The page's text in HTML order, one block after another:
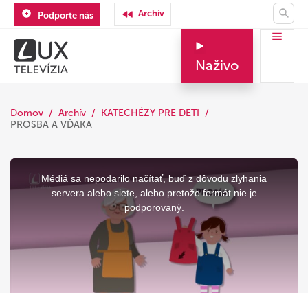
Podporte nás Archív
Naživo
Domov Archív
KATECHÉZY PRE DETI
PROSBA A VĎAKA
This
window.
Médiá sa nepodarilo načítať, buď z dôvodu zlyhania
servera alebo siete, alebo pretože formát nie je
podporovaný.